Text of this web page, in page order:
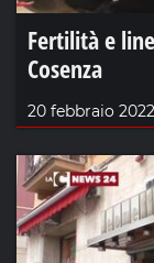
Fertilità e
Cosenza
20 febbraio 2022